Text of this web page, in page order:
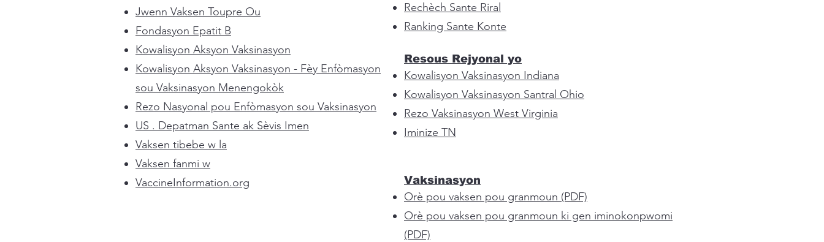
Jwenn Vaksen Toupre Ou
Fondasyon Epatit B
Kowalisyon Aksyon Vaksinasyon
Kowalisyon Aksyon Vaksinasyon - Fèy Enfòmasyon
sou Vaksinasyon Menengokòk
Rezo Nasyonal pou Enfòmasyon sou Vaksinasyon
US . Depatman Sante ak Sèvis Imen
Vaksen tibebe w la
Vaksen fanmi w
VaccineInformation.org
Rechèch Sante Riral
Ranking Sante Konte
Resous Rejyonal yo
Kowalisyon Vaksinasyon Indiana
Kowalisyon Vaksinasyon Santral Ohio
Rezo Vaksinasyon West Virginia
Iminize TN
Vaksinasyon
Orè pou vaksen pou granmoun (PDF)
Orè pou vaksen pou granmoun ki gen iminokonpwomi
(PDF)